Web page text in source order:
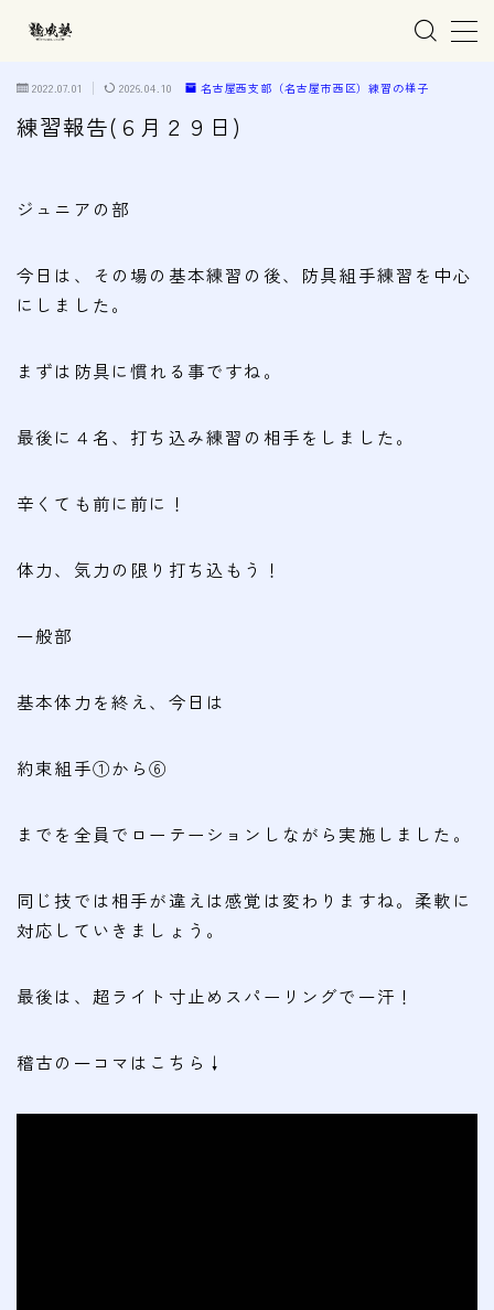
MENU
親子で学ぶ空手
練習会場
春日井市の道場
高蔵寺の道場
会費
無料体験
入会申込
指導部紹介
Q＆A
2022.07.01 2026.04.10 名古屋西支部（名古屋市西区）練習の様子
練習報告(６月２９日)
ジュニアの部
今日は、その場の基本練習の後、防具組手練習を中心
にしました。
まずは防具に慣れる事ですね。
最後に４名、打ち込み練習の相手をしました。
辛くても前に前に！
体力、気力の限り打ち込もう！
一般部
基本体力を終え、今日は
約束組手①から⑥
までを全員でローテーションしながら実施しました。
同じ技では相手が違えは感覚は変わりますね。柔軟に
対応していきましょう。
最後は、超ライト寸止めスパーリングで一汗！
稽古の一コマはこちら↓